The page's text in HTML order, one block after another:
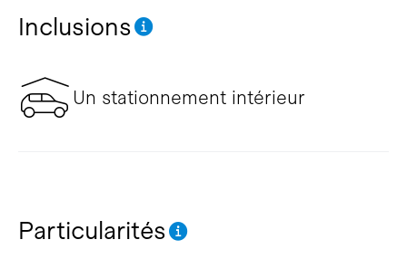
Inclusions
Un stationnement intérieur
Particularités